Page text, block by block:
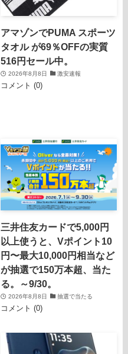
アマゾンでPUMA スポーツ
タオル が69％OFFの実質
516円セール中。
2026年8月8日 激安速報
コメント (0)
三井住友カードで5,000円
以上使うと、Vポイント10
円〜最大10,000円相当など
が抽選で150万本超、当た
る。～9/30。
2026年8月8日 抽選で当たる
コメント (0)